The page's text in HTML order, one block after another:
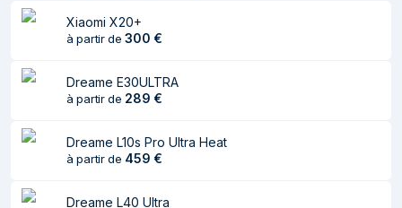
Fonctionne avec
Google Assistant
Amazon Alexa
Puissance
8300 Pascal
Xiaomi X20+
à partir de 300 €
Dreame E30ULTRA
à partir de 289 €
Dreame L10s Pro Ultra Heat
à partir de 459 €
Dreame L40 Ultra